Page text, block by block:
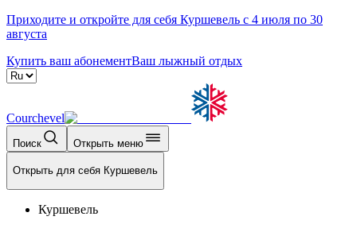
Приходите и откройте для себя Куршевель с 4 июля по 30
августа
Купить ваш абонементВаш лыжный отдых
Courchevel
Поиск Открыть меню
Открыть для себя Куршевель
Куршевель